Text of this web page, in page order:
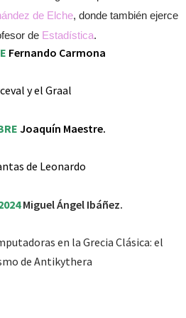
de Elche, donde también ejerce
de Estadística.
Fernando Carmona
y el Graal
Joaquín Maestre.
de Leonardo
Miguel Ángel Ibáñez.
en la Grecia Clásica: el
de Antikythera